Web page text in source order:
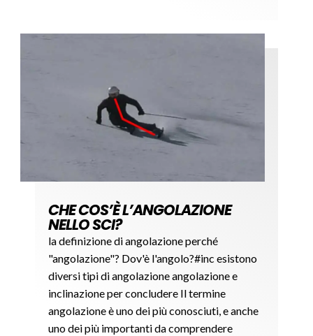
CHE COS’È L’ANGOLAZIONE
NELLO SCI?
la definizione di angolazione perché
"angolazione"? Dov'è l'angolo?#inc esistono
diversi tipi di angolazione angolazione e
inclinazione per concludere Il termine
angolazione è uno dei più conosciuti, e anche
uno dei più importanti da comprendere